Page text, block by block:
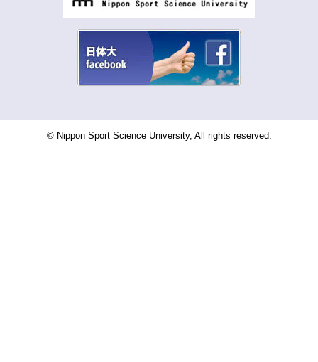
© Nippon Sport Science University, All rights reserved.